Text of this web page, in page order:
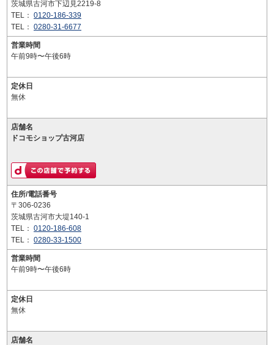
茨城県古河市下辺見2219-8
TEL： 0120-186-339
TEL： 0280-31-6677
営業時間
午前9時〜午後6時
定休日
無休
店舗名
ドコモショップ古河店
住所/電話番号
〒306-0236
茨城県古河市大堤140-1
TEL： 0120-186-608
TEL： 0280-33-1500
営業時間
午前9時〜午後6時
定休日
無休
店舗名